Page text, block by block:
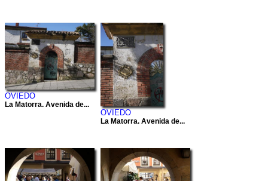
OVIEDO
La Matorra. Avenida de...
OVIEDO
La Matorra. Avenida de...